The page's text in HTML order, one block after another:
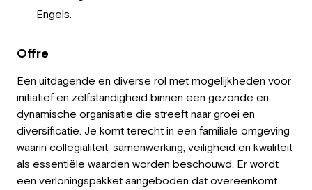
Engels.
Offre
Een uitdagende en diverse rol met mogelijkheden voor
initiatief en zelfstandigheid binnen een gezonde en
dynamische organisatie die streeft naar groei en
diversificatie. Je komt terecht in een familiale omgeving
waarin collegialiteit, samenwerking, veiligheid en kwaliteit
als essentiële waarden worden beschouwd. Er wordt
een verloningspakket aangeboden dat overeenkomt